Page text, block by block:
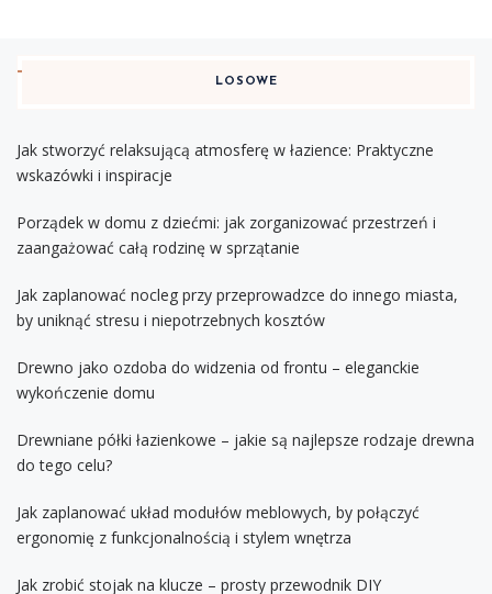
LOSOWE
Jak stworzyć relaksującą atmosferę w łazience: Praktyczne
wskazówki i inspiracje
Porządek w domu z dziećmi: jak zorganizować przestrzeń i
zaangażować całą rodzinę w sprzątanie
Jak zaplanować nocleg przy przeprowadzce do innego miasta,
by uniknąć stresu i niepotrzebnych kosztów
Drewno jako ozdoba do widzenia od frontu – eleganckie
wykończenie domu
Drewniane półki łazienkowe – jakie są najlepsze rodzaje drewna
do tego celu?
Jak zaplanować układ modułów meblowych, by połączyć
ergonomię z funkcjonalnością i stylem wnętrza
Jak zrobić stojak na klucze – prosty przewodnik DIY